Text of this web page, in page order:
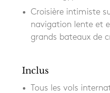
Croisière intimiste
navigation lente et
grands bateaux de
Inclus
Tous les vols